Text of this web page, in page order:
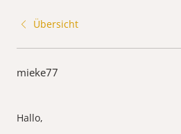
Übersicht
mieke77
Hallo,